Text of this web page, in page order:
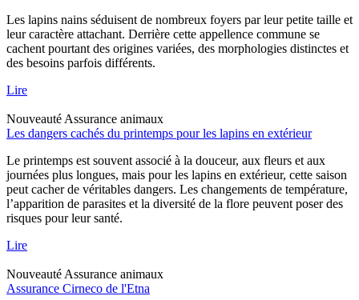
Les lapins nains séduisent de nombreux foyers par leur petite taille et
leur caractère attachant. Derrière cette appellence commune se
cachent pourtant des origines variées, des morphologies distinctes et
des besoins parfois différents.
Lire
Nouveauté Assurance animaux
Les dangers cachés du printemps pour les lapins en extérieur
Le printemps est souvent associé à la douceur, aux fleurs et aux
journées plus longues, mais pour les lapins en extérieur, cette saison
peut cacher de véritables dangers. Les changements de température,
l’apparition de parasites et la diversité de la flore peuvent poser des
risques pour leur santé.
Lire
Nouveauté Assurance animaux
Assurance Cirneco de l'Etna